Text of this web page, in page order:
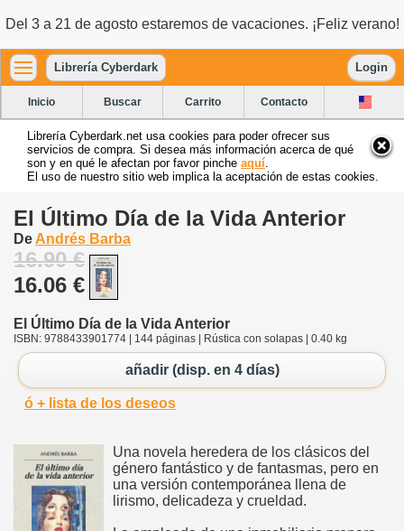
Del 3 a 21 de agosto estaremos de vacaciones. ¡Feliz verano!
Librería Cyberdark Login
Inicio Buscar Carrito Contacto
Librería Cyberdark.net usa cookies para poder ofrecer sus
servicios de compra. Si desea más información acerca de qué
son y en qué le afectan por favor pinche aquí
El uso de nuestro sitio web implica la aceptación de estas cookies.
El Último Día de la Vida Anterior
De Andrés Barba
16.90 €
16.06 €
El Último Día de la Vida Anterior
ISBN: 9788433901774 | 144 páginas | Rústica con solapas | 0.40 kg
añadir (disp. en 4 días)
ó + lista de los deseos
Una novela heredera de los clásicos del
género fantástico y de fantasmas, pero en
una versión contemporánea llena de
lirismo, delicadeza y crueldad.